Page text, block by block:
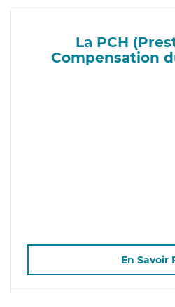
La PCH
Compensation
En Savoir